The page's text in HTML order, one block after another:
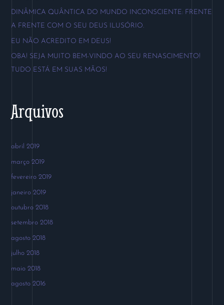
o
r
DINÂMICA QUÂNTICA DO MUNDO INCONSCIENTE: FRENTE
A FRENTE COM O SEU DEUS ILUSÓRIO.
EU NÃO ACREDITO EM DEUS!
OBA! SEJA MUITO BEM-VINDO AO SEU RENASCIMENTO!
TUDO ESTÁ EM SUAS MÃOS!
Arquivos
abril 2019
março 2019
fevereiro 2019
janeiro 2019
outubro 2018
setembro 2018
agosto 2018
julho 2018
maio 2018
agosto 2016